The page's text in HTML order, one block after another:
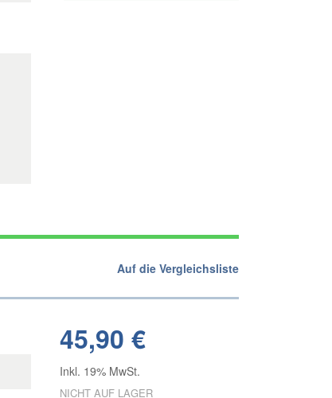
Auf die Vergleichsliste
45,90 €
Inkl. 19% MwSt.
NICHT AUF LAGER